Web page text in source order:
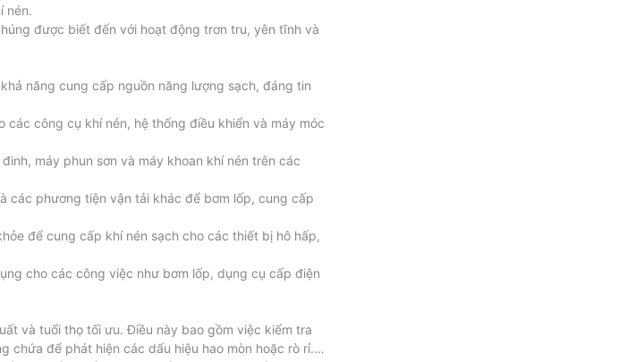
nén.
được biết đến với hoạt động trơn tru, yên tĩnh và
năng cung cấp nguồn năng lượng sạch, đáng tin
công cụ khí nén, hệ thống điều khiển và máy móc
máy phun sơn và máy khoan khí nén trên các
các phương tiện vận tải khác để bơm lốp, cung cấp
để cung cấp khí nén sạch cho các thiết bị hô hấp,
cho các công việc như bơm lốp, dụng cụ cấp điện
và tuổi thọ tối ưu. Điều này bao gồm việc kiểm tra
để phát hiện các dấu hiệu hao mòn hoặc rò rỉ.